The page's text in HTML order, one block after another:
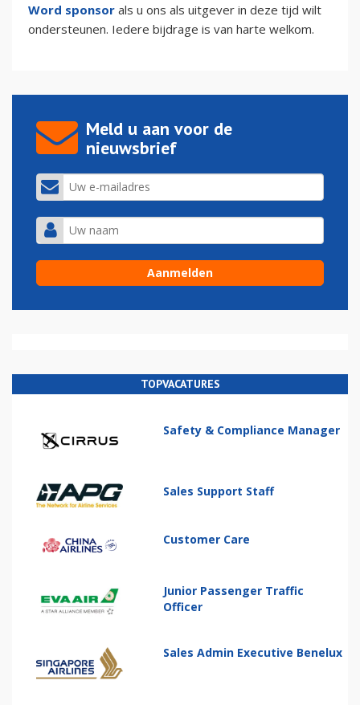
Word sponsor als u ons als uitgever in deze tijd wilt
ondersteunen. Iedere bijdrage is van harte welkom.
Meld u aan voor de
nieuwsbrief
TOPVACATURES
Safety & Compliance Manager
Sales Support Staff
Customer Care
Junior Passenger Traffic
Officer
Sales Admin Executive Benelux